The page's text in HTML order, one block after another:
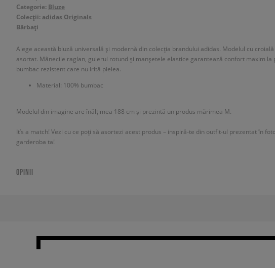
Categorie: Bluze
Colecții: adidas Originals
Bărbați
Alege această bluză universală și modernă din colecția brandului adidas. Modelul cu
asortat. Mânecile raglan, gulerul rotund și manșetele elastice garantează confort maxim la
bumbac rezistent care nu irită pielea.
Material: 100% bumbac
Modelul din imagine are înălțimea 188 cm și prezintă un produs mărimea M.
It’s a match! Vezi cu ce poți să asortezi acest produs – inspiră-te din outfit-ul prezentat în
garderoba ta!
OPINII